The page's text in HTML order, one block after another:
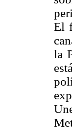
El
la